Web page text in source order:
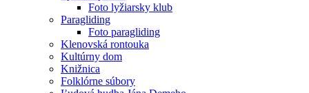
Foto lyžiarsky klub
Paragliding
Foto paragliding
Klenovská rontouka
Kultúrny dom
Knižnica
Folklórne súbory